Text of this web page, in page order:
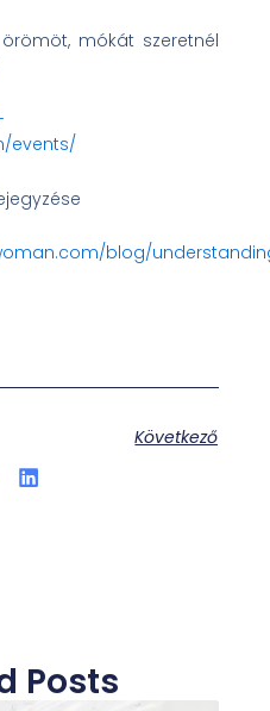
mókát szeretnél
events/
blog/
Következő
Posts